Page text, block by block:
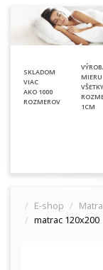
SKLADOM
VIAC
AKO 1000
ROZMEROV
MIERU
VŠETKY
1CM
E-shop
matrac 120x200